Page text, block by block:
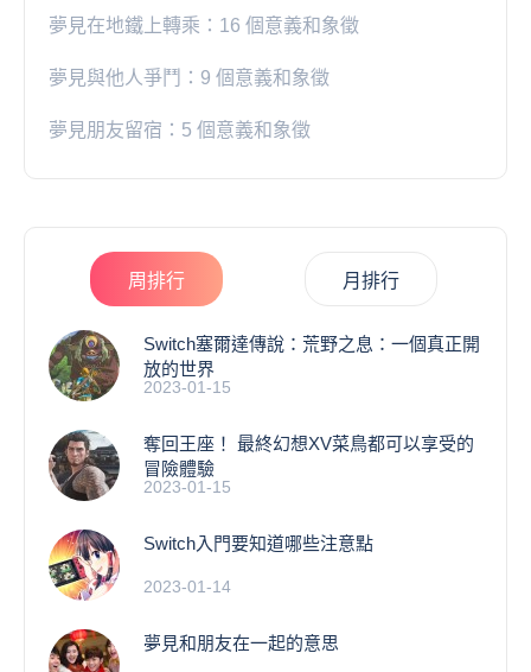
夢見在地鐵上轉乘：16 個意義和象徵
夢見與他人爭鬥：9 個意義和象徵
夢見朋友留宿：5 個意義和象徵
周排行 月排行
Switch塞爾達傳說：荒野之息：一個真正開
放的世界
2023-01-15
奪回王座！ 最終幻想XV菜鳥都可以享受的
冒險體驗
2023-01-15
Switch入門要知道哪些注意點
2023-01-14
夢見和朋友在一起的意思